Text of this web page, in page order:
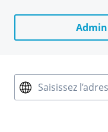
Saisissez